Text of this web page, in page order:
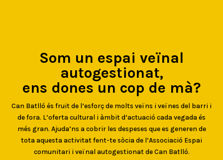
Som un espai veïnal
autogestionat,
ens dones un cop de mà?
Can Batlló és fruit de l’esforç de molts veïns i veïnes del barri i
de fora. L’oferta cultural i àmbit d’actuació cada vegada és
més gran. Ajuda’ns a cobrir les despeses que es generen de
tota aquesta activitat fent-te sòcia de l’Associació Espai
comunitari i veïnal autogestionat de Can Batlló.